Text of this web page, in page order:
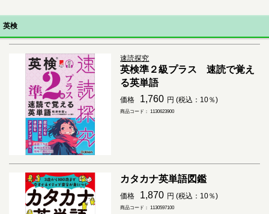
英検
速読探究
英検準２級プラス 速読で覚え
る英単語
価格 1,760 円 (税込：10％)
商品コード： 1130623900
カタカナ英単語図鑑
価格 1,870 円 (税込：10％)
商品コード： 1130597100